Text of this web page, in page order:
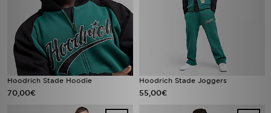
Hoodrich Stade Hoodie
70,00€
Hoodrich Stade Joggers
55,00€